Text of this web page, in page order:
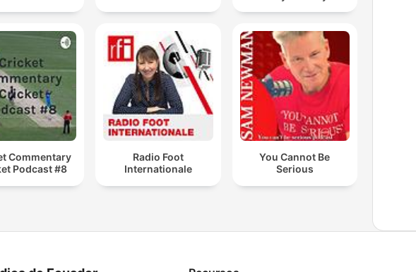
Commentary
Podcast #8
Radio Foot
Internationale
You Cannot Be
Serious